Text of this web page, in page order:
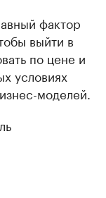
фактор
выйти в
по цене и
условиях
моделей.